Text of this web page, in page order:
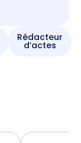
Rédacteur
d’actes